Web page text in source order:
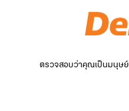
ตรวจสอบว่าคุณเป็นมนุษย์